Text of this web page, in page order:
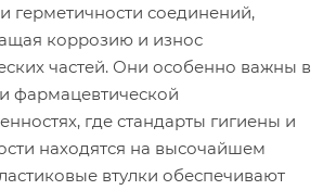
герметичности соединений,
коррозию и износ
частей. Они особенно важны в
фармацевтической
где стандарты гигиены и
находятся на высочайшем
втулки обеспечивают